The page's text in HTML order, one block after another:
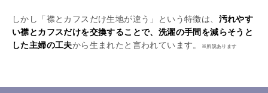
しかし「襟とカフスだけ生地が違う」という特徴は、 汚れやす
い襟とカフスだけを交換することで、洗濯の手間を減らそうと
した主婦の工夫から生まれたと言われています。 ※所説あります